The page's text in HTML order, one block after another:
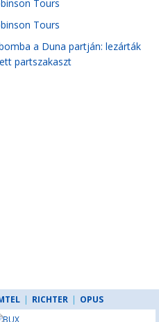
Tours
Tours
a Duna partján: lezárták
partszakaszt
| RICHTER | OPUS